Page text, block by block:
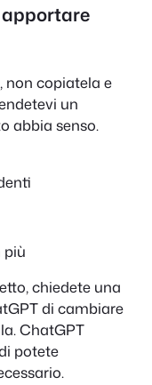
apportare
non copiatela e
un
abbia senso.
più
chiedete una
di cambiare
ChatGPT
potete